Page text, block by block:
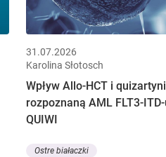
31.07.2026
Karolina Słotosch
Wpływ Allo-HCT i
rozpoznaną AML FLT3-
QUIWI
Ostre białaczki